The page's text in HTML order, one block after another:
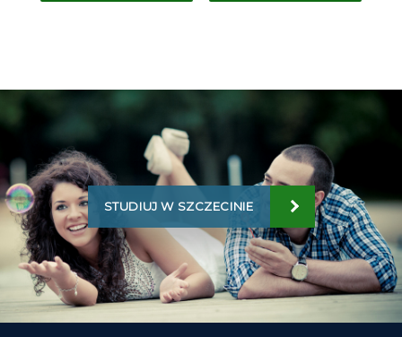
STUDIUJ W SZCZECINIE